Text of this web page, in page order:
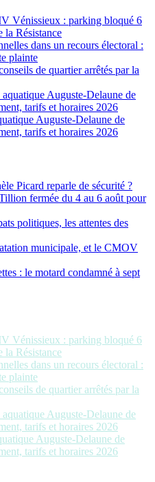
Vénissieux : parking bloqué 6
la Résistance
dans un recours électoral :
plainte
de quartier arrêtés par la
aquatique Auguste-Delaune de
tarifs et horaires 2026
Auguste-Delaune de
tarifs et horaires 2026
Picard reparle de sécurité ?
fermée du 4 au 6 août pour
politiques, les attentes des
municipale, et le CMOV
: le motard condamné à sept
Vénissieux : parking bloqué 6
la Résistance
dans un recours électoral :
plainte
de quartier arrêtés par la
aquatique Auguste-Delaune de
tarifs et horaires 2026
Auguste-Delaune de
tarifs et horaires 2026